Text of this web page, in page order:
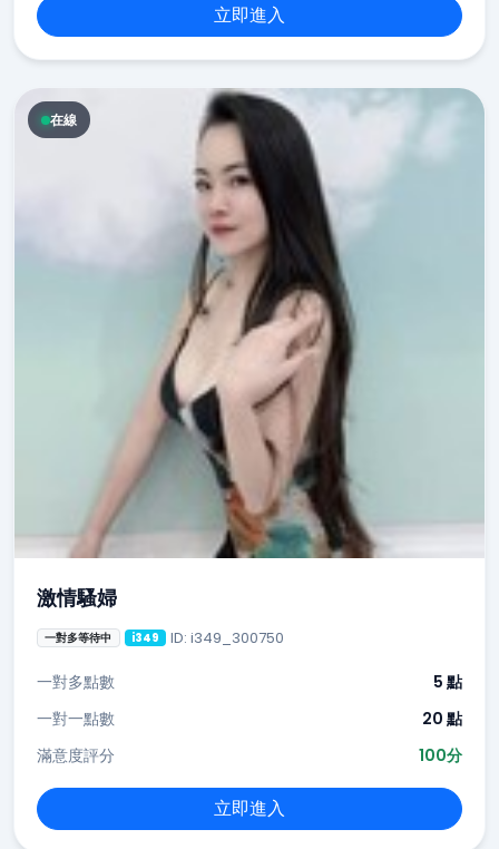
立即進入
在線
激情騷婦
一對多等待中 i349 ID: i349_300750
一對多點數
5 點
一對一點數
20 點
滿意度評分
100分
立即進入